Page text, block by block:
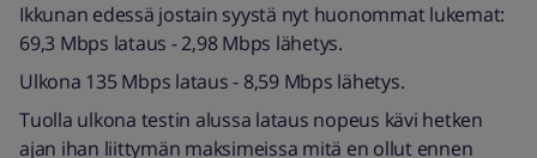
Ikkunan edessä jostain syystä nyt huonommat lukemat:
69,3 Mbps lataus - 2,98 Mbps lähetys.
Ulkona 135 Mbps lataus - 8,59 Mbps lähetys.
Tuolla ulkona testin alussa lataus nopeus kävi hetken
ajan ihan liittymän maksimeissa mitä en ollut ennen